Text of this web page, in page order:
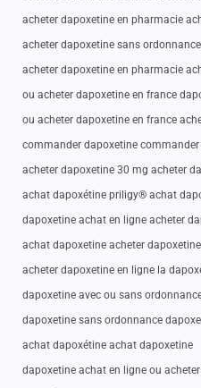
acheter dapoxetine en pharmacie
acheter dapoxetine sans
acheter dapoxetine en pharmacie
ou acheter dapoxetine en france
ou acheter dapoxetine en france
commander dapoxetine
acheter dapoxetine 30 mg acheter
achat dapoxétine priligy® achat
dapoxetine achat en ligne acheter
achat dapoxetine acheter
acheter dapoxetine en ligne la
dapoxetine avec ou sans
dapoxetine sans ordonnance
achat dapoxétine achat dapoxetine
dapoxetine achat en ligne ou